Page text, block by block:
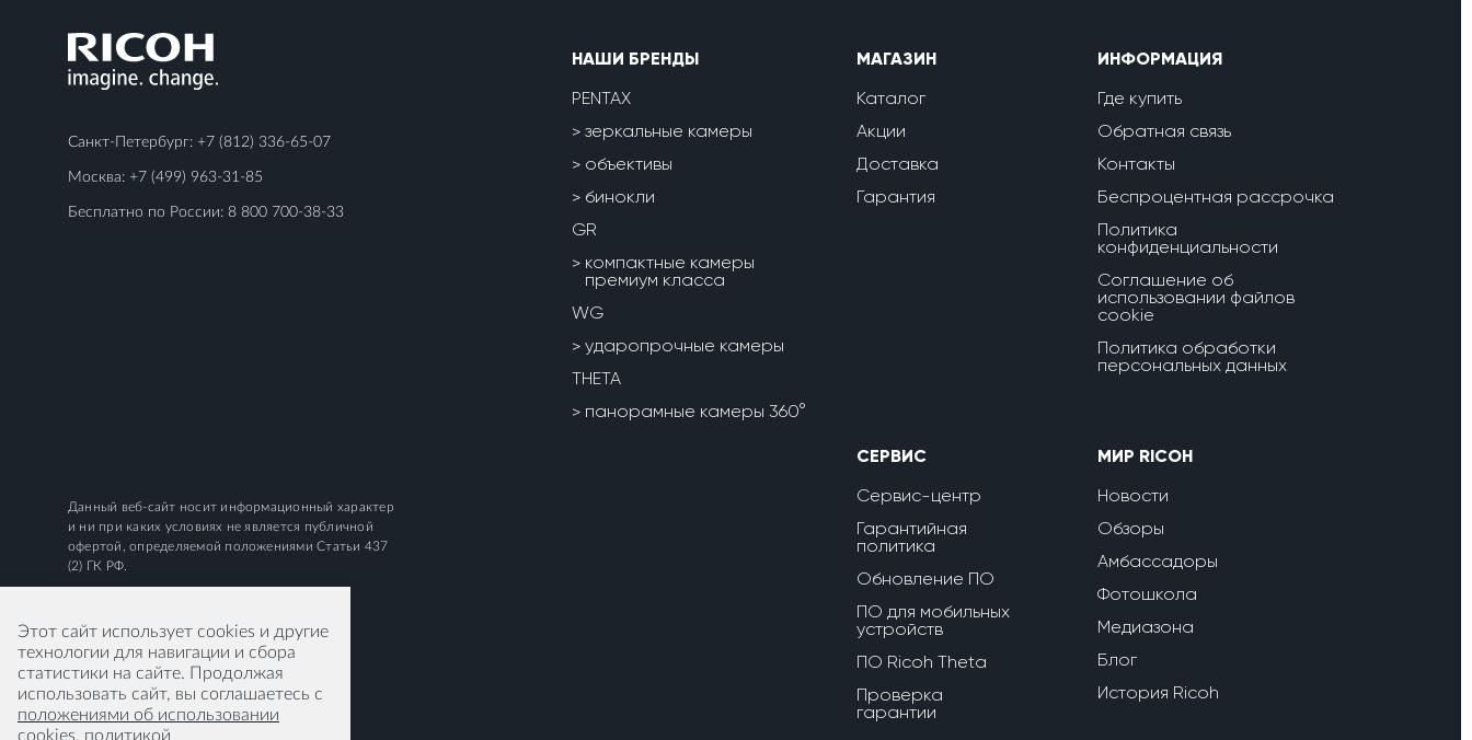
Санкт-Петербург: +7 (812) 336-65-07
Москва: +7 (499) 963-31-85
Бесплатно по России: 8 800 700-38-33
НАШИ БРЕНДЫ
PENTAX
зеркальные камеры
объективы
бинокли
GR
компактные камеры
премиум класса
WG
ударопрочные камеры
THETA
панорамные камеры 360°
МАГАЗИН
Каталог
Акции
Доставка
Гарантия
ИНФОРМАЦИЯ
Где купить
Обратная связь
Контакты
Беспроцентная рассрочка
Политика
конфиденциальности
Соглашение об
использовании файлов
cookie
Политика обработки
персональных данных
СЕРВИС
Сервис-центр
Гарантийная
политика
Обновление ПО
ПО для мобильных
устройств
ПО Ricoh Theta
Проверка
гарантии
МИР RICOH
Новости
Обзоры
Амбассадоры
Фотошкола
Медиазона
Блог
История Ricoh
Данный веб-сайт носит информационный характер
и ни при каких условиях не является публичной
офертой, определяемой положениями Статьи 437
(2) ГК РФ.
Этот сайт использует cookies и другие
технологии для навигации и сбора
статистики на сайте. Продолжая
использовать сайт, вы соглашаетесь с
положениями об использовании
cookies, политикой